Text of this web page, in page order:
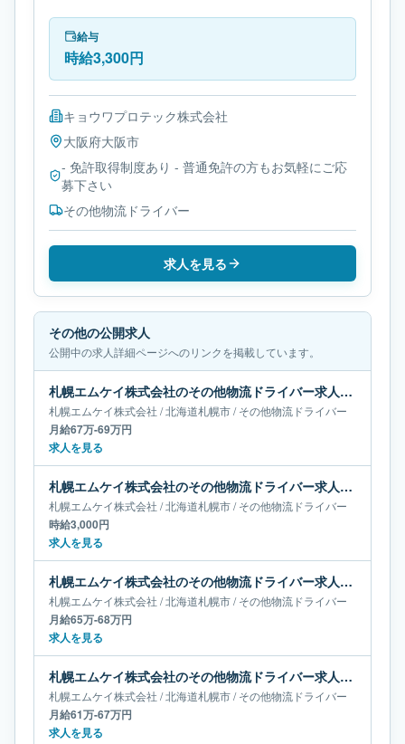
取得制度ありです。
給与
時給3,300円
キョウワプロテック株式会社
大阪府大阪市
- 免許取得制度あり - 普通免許の方もお気軽にご応
募下さい
その他物流ドライバー
求人を見る
その他の公開求人
公開中の求人詳細ページへのリンクを掲載しています。
札幌エムケイ株式会社のその他物流ドライバー求人｜北海道札幌市｜月給67万-69万円
札幌エムケイ株式会社 /北海道札幌市/その他物流ドライバー
月給67万-69万円
求人を見る
札幌エムケイ株式会社のその他物流ドライバー求人｜北海道札幌市
札幌エムケイ株式会社 /北海道札幌市/その他物流ドライバー
時給3,000円
求人を見る
札幌エムケイ株式会社のその他物流ドライバー求人｜北海道札幌市｜月給65万-68万円
札幌エムケイ株式会社 /北海道札幌市/その他物流ドライバー
月給65万-68万円
求人を見る
札幌エムケイ株式会社のその他物流ドライバー求人｜北海道札幌市｜月給61万-67万円
札幌エムケイ株式会社 /北海道札幌市/その他物流ドライバー
月給61万-67万円
求人を見る